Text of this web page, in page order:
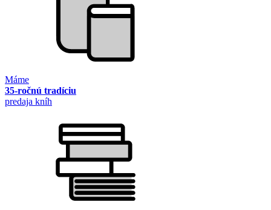
Máme
35-ročnú tradíciu
predaja kníh